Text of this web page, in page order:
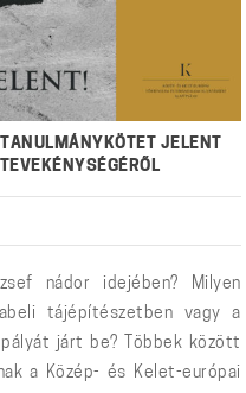
JELENT
nádor idejében? Milyen
tájépítészetben vagy a
járt be? Többek között
a Közép- és Kelet-európai